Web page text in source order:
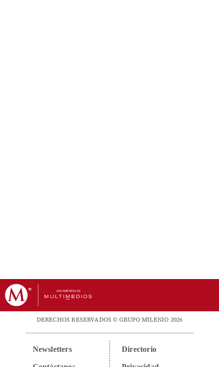
DERECHOS RESERVADOS © GRUPO MILENIO 2026
Newsletters Directorio